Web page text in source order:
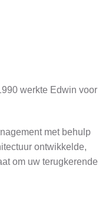
werkte Edwin voor
met behulp
ontwikkelde,
om uw terugkerende